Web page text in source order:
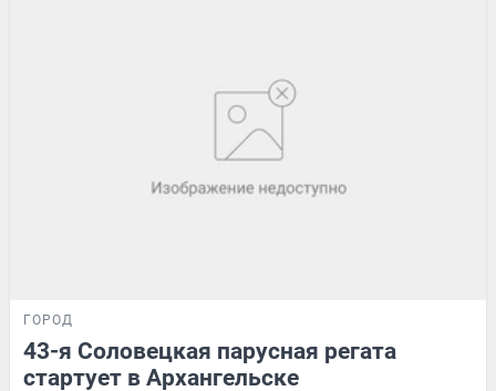
ГОРОД
43-я Соловецкая парусная регата
стартует в Архангельске